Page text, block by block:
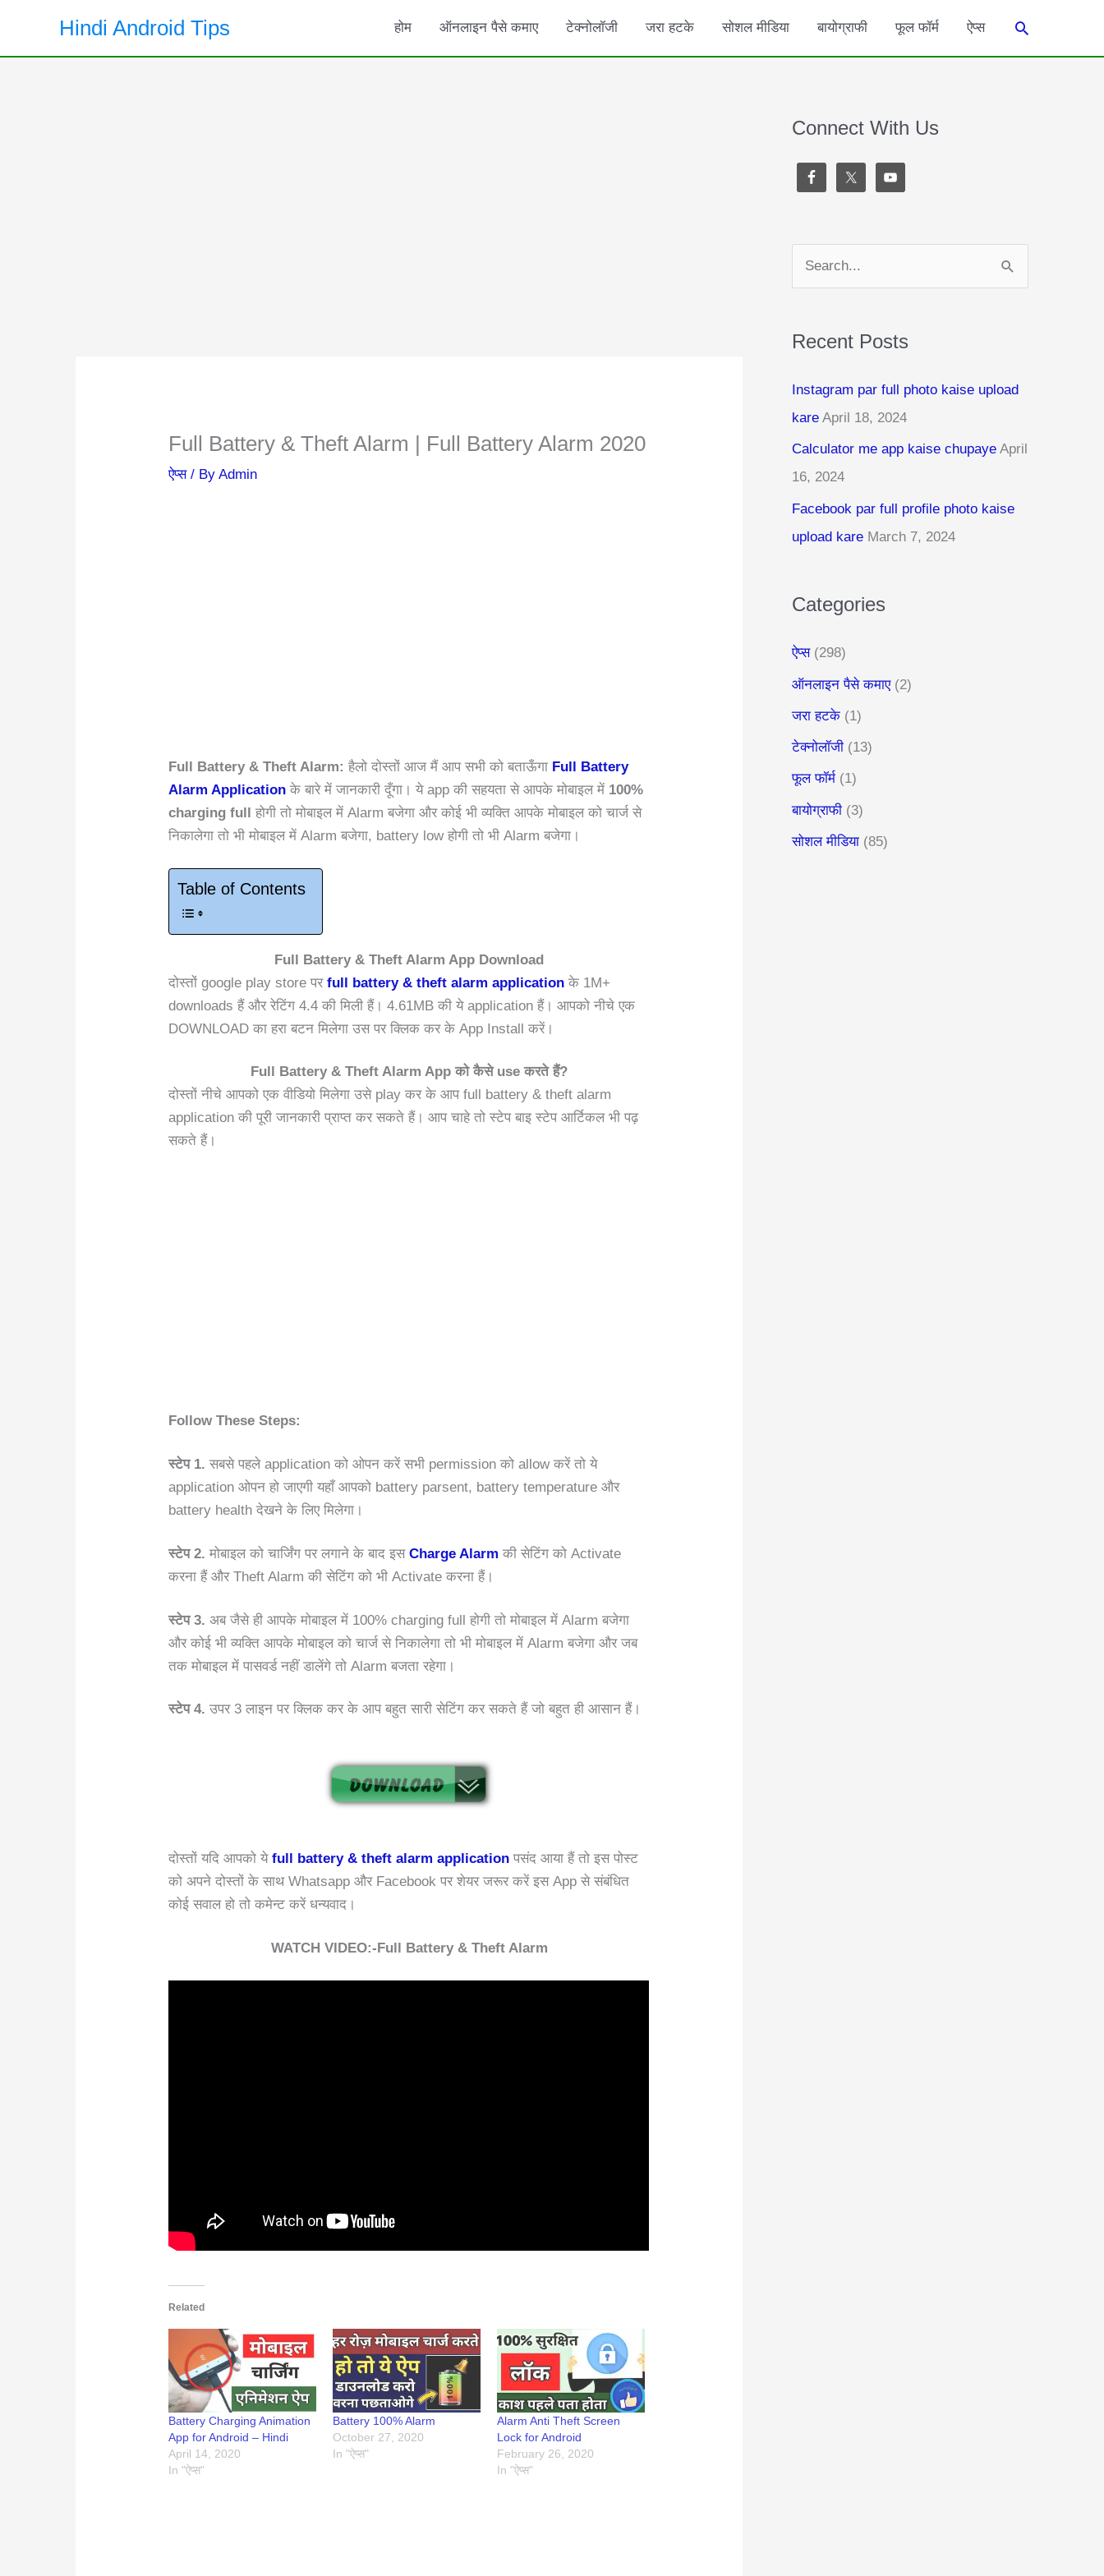
content
Hindi Android Tips होम ऑनलाइन पैसे कमाए टेक्नोलॉजी जरा हटके सोशल मीडिया बायोग्राफी फूल फॉर्म ऐप्स Search
Full Battery & Theft Alarm | Full Battery Alarm 2020
ऐप्स/ ByAdmin
Full Battery & Theft Alarm: हैलो दोस्तों आज मैं आप सभी को बताऊँगा Full Battery
Alarm Application के बारे में जानकारी दूँगा। ये app की सहयता से आपके मोबाइल में 100%
charging full होगी तो मोबाइल में Alarm बजेगा और कोई भी व्यक्ति आपके मोबाइल को चार्ज से
निकालेगा तो भी मोबाइल में Alarm बजेगा, battery low होगी तो भी Alarm बजेगा।
Table of Contents
Full Battery & Theft Alarm App Download
दोस्तों google play store परfull battery & theft alarm application के 1M+
downloads हैं और रेटिंग 4.4 की मिली हैं। 4.61MB की ये application हैं। आपको नीचे एक
DOWNLOAD का हरा बटन मिलेगा उस पर क्लिक कर के App Install करें।
Full Battery & Theft Alarm App को कैसे use करते हैं?
दोस्तों नीचे आपको एक वीडियो मिलेगा उसे play कर के आप full battery & theft alarm
application की पूरी जानकारी प्राप्त कर सकते हैं। आप चाहे तो स्टेप बाइ स्टेप आर्टिकल भी पढ़
सकते हैं।
Follow These Steps:
स्टेप 1. सबसे पहले application को ओपन करें सभी permission को allow करें तो ये
application ओपन हो जाएगी यहाँ आपको battery parsent, battery temperature और
battery health देखने के लिए मिलेगा।
स्टेप 2. मोबाइल को चार्जिंग पर लगाने के बाद इसCharge Alarm की सेटिंग को Activate
करना हैं और Theft Alarm की सेटिंग को भी Activate करना हैं।
स्टेप 3. अब जैसे ही आपके मोबाइल में 100% charging full होगी तो मोबाइल में Alarm बजेगा
और कोई भी व्यक्ति आपके मोबाइल को चार्ज से निकालेगा तो भी मोबाइल में Alarm बजेगा और जब
तक मोबाइल में पासवर्ड नहीं डालेंगे तो Alarm बजता रहेगा।
स्टेप 4. उपर 3 लाइन पर क्लिक कर के आप बहुत सारी सेटिंग कर सकते हैं जो बहुत ही आसान हैं।
दोस्तों यदि आपको ये full battery & theft alarm application पसंद आया हैं तो इस पोस्ट
को अपने दोस्तों के साथ Whatsapp और Facebook पर शेयर जरूर करें इस App से संबंधित
कोई सवाल हो तो कमेन्ट करें धन्यवाद।
WATCH VIDEO:-Full Battery & Theft Alarm
Related
Battery Charging Animation
App for Android – Hindi
April 14, 2020
In "ऐप्स"
Battery 100% Alarm
October 27, 2020
In "ऐप्स"
Alarm Anti Theft Screen
Lock for Android
February 26, 2020
In "ऐप्स"
Connect With Us
e
r
h
f
o
r
:
Recent Posts
Instagram par full photo kaise upload
kare April 18, 2024
Calculator me app kaise chupaye April
16, 2024
Facebook par full profile photo kaise
upload kare March 7, 2024
Categories
ऐप्स(298)
ऑनलाइन पैसे कमाए(2)
जरा हटके (1)
टेक्नोलॉजी (13)
फूल फॉर्म (1)
बायोग्राफी (3)
सोशल मीडिया (85)